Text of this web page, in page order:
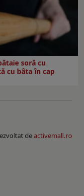
soră cu
cu bâta în cap
deactivemall.ro